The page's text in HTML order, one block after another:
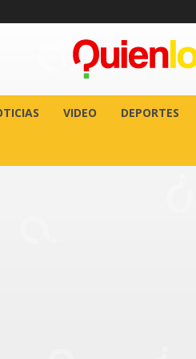
VIDEO DEPORTES